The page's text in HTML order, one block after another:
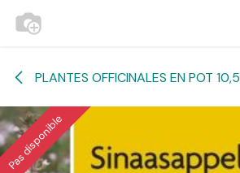
Se rendre au contenu
PLANTES OFFICINALES EN POT 10,5
Pas disponible